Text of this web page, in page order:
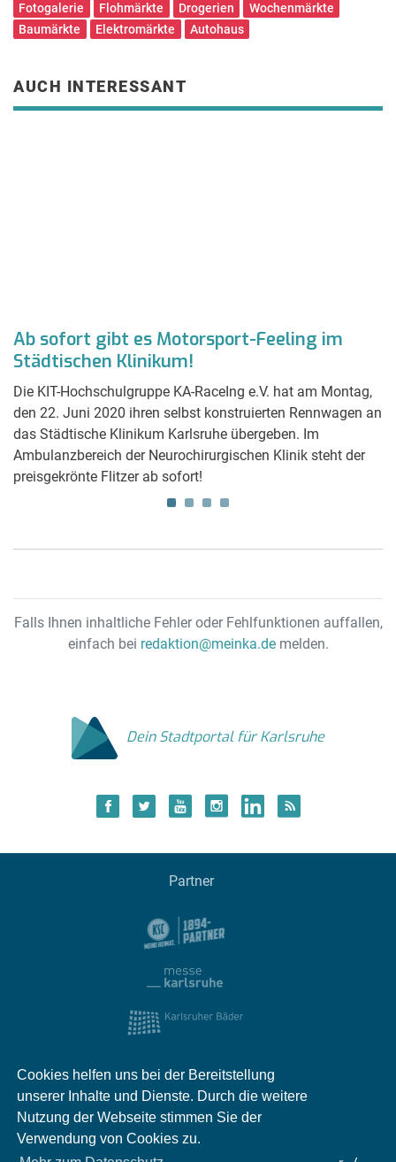
Cookies helfen uns bei der Bereitstellung
unserer Inhalte und Dienste. Durch die weitere
Nutzung der Webseite stimmen Sie der
Verwendung von Cookies zu.
Fotogalerie
Flohmärkte Drogerien
Wochenmärkte
Baumärkte
Elektromärkte Autohaus
AUCH INTERESSANT
Ab sofort gibt es Motorsport-Feeling im
Städtischen Klinikum!
Die KIT-Hochschulgruppe KA-RaceIng e.V. hat am Montag,
den 22. Juni 2020 ihren selbst konstruierten Rennwagen an
das Städtische Klinikum Karlsruhe übergeben. Im
Ambulanzbereich der Neurochirurgischen Klinik steht der
preisgekrönte Flitzer ab sofort!
Falls Ihnen inhaltliche Fehler oder Fehlfunktionen auffallen,
einfach bei redaktion@meinka.demelden.
Dein Stadtportal für Karlsruhe
Partner